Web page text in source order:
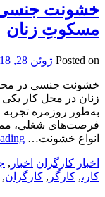
خشونت جنسی
مسکوتِ زنان
Posted on ژوئن 28, 2018
خشونت جنسی در محل
زنان در محل کار یکی
به‌طور روزمره تجربه
فرصت‌های شغلی،
انواع خشونت…
اخبار کارگران اخبار ,
کار،, کارگر , کارگران,